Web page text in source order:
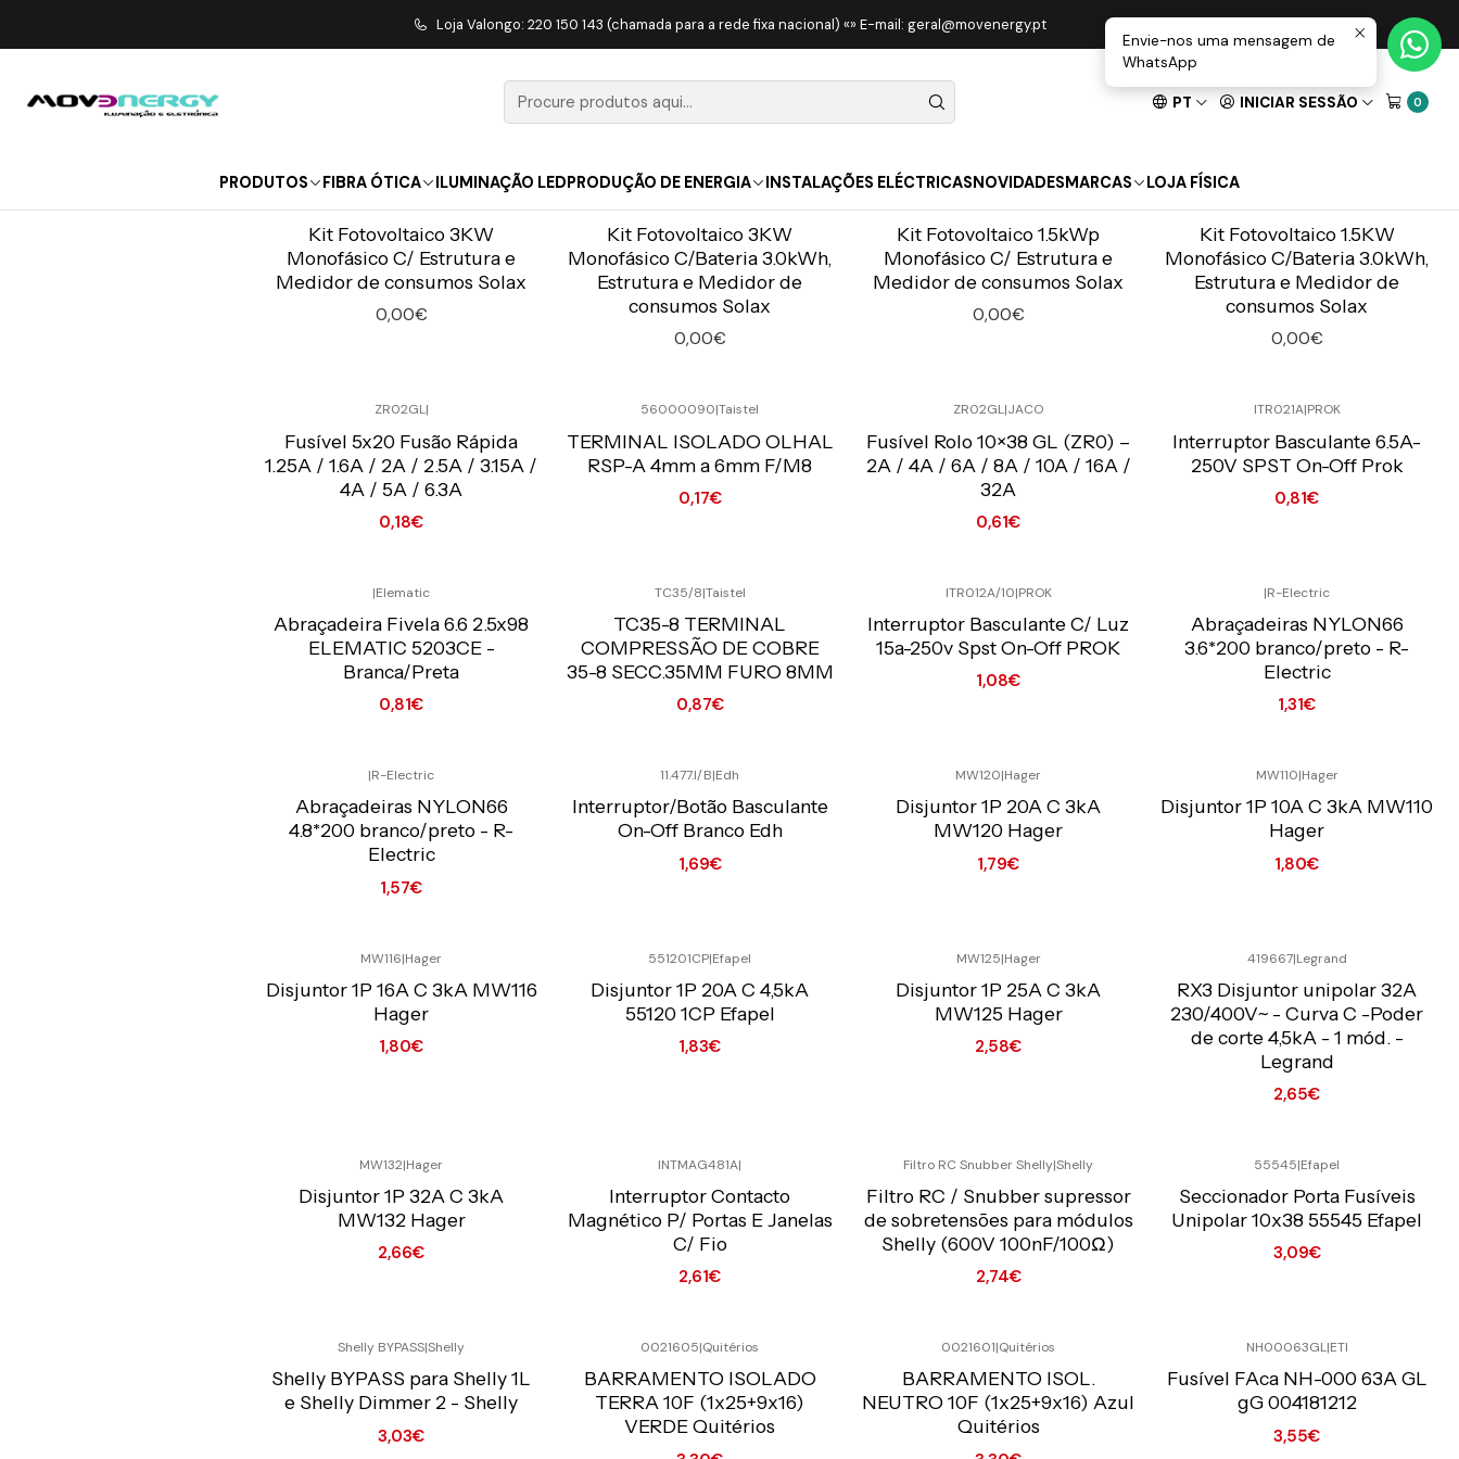
PT INICIAR SESSÃO 0
PRODUTOS FIBRA ÓTICA ILUMINAÇÃO LEDPRODUÇÃO DE ENERGIA INSTALAÇÕES ELÉCTRICASNOVIDADESMARCAS LOJA FÍSICA
Loja Valongo: 220 150 143 (chamada para a rede fixa nacional) «» E-mail: geral@movenergy.pt
Início MATERIAL ELÉTRICO COMPONENTES
COMPONENTES
Kit Fotovoltaico 3KW
Monofásico C/ Estrutura e
Medidor de consumos Solax
0,00€
Kit Fotovoltaico 3KW
Monofásico C/Bateria 3.0kWh,
Estrutura e Medidor de
consumos Solax
0,00€
Quantidade
Kit Fotovoltaico 1.5kWp
Monofásico C/ Estrutura e
Medidor de consumos Solax
0,00€
Quantidade
Kit Fotovoltaico 1.5KW
Monofásico C/Bateria 3.0kWh,
Estrutura e Medidor de
consumos Solax
0,00€
Quantidade
ZR02GL|
Fusível 5x20 Fusão Rápida
1.25A / 1.6A / 2A / 2.5A / 3.15A /
4A / 5A / 6.3A
0,18€
56000090|Taistel
TERMINAL ISOLADO OLHAL
RSP-A 4mm a 6mm F/M8
0,17€
Quantidade
ZR02GL|JACO
Fusível Rolo 10×38 GL (ZR0) –
2A / 4A / 6A / 8A / 10A / 16A /
32A
0,61€
ITR021A|PROK
Interruptor Basculante 6.5A-
250V SPST On-Off Prok
0,81€
|Elematic
Abraçadeira Fivela 6.6 2.5x98
ELEMATIC 5203CE -
Branca/Preta
0,81€
TC35/8|Taistel
TC35-8 TERMINAL
COMPRESSÃO DE COBRE
35-8 SECC.35MM FURO 8MM
0,87€
Quantidade
ITR012A/10|PROK
Interruptor Basculante C/ Luz
15a-250v Spst On-Off PROK
1,08€
Quantidade
|R-Electric
Abraçadeiras NYLON66
3.6*200 branco/preto - R-
Electric
1,31€
|R-Electric
Abraçadeiras NYLON66
4.8*200 branco/preto - R-
Electric
1,57€
11.477.I/B|Edh
Interruptor/Botão Basculante
On-Off Branco Edh
1,69€
Quantidade
MW120|Hager
Disjuntor 1P 20A C 3kA
MW120 Hager
1,79€
Quantidade
MW110|Hager
Disjuntor 1P 10A C 3kA MW110
Hager
1,80€
Quantidade
MW116|Hager
Disjuntor 1P 16A C 3kA MW116
Hager
1,80€
Quantidade
551201CP|Efapel
Disjuntor 1P 20A C 4,5kA
55120 1CP Efapel
1,83€
Quantidade
MW125|Hager
Disjuntor 1P 25A C 3kA
MW125 Hager
2,58€
Quantidade
419667|Legrand
RX3 Disjuntor unipolar 32A
230/400V~ - Curva C -Poder
de corte 4,5kA - 1 mód. -
Legrand
2,65€
Quantidade
MW132|Hager
Disjuntor 1P 32A C 3kA
MW132 Hager
2,66€
Quantidade
INTMAG481A|
Interruptor Contacto
Magnético P/ Portas E Janelas
C/ Fio
2,61€
Quantidade
Filtro RC Snubber Shelly|Shelly
Filtro RC / Snubber supressor
de sobretensões para módulos
Shelly (600V 100nF/100Ω)
2,74€
Quantidade
55545|Efapel
Seccionador Porta Fusíveis
Unipolar 10x38 55545 Efapel
3,09€
Quantidade
Shelly BYPASS|Shelly
Shelly BYPASS para Shelly 1L
e Shelly Dimmer 2 - Shelly
3,03€
0021605|Quitérios
BARRAMENTO ISOLADO
TERRA 10F (1x25+9x16)
VERDE Quitérios
0021601|Quitérios
BARRAMENTO ISOL.
NEUTRO 10F (1x25+9x16) Azul
Quitérios
NH00063GL|ETI
Fusível FAca NH-000 63A GL
gG 004181212
3,55€
Envie-nos uma mensagem de
WhatsApp